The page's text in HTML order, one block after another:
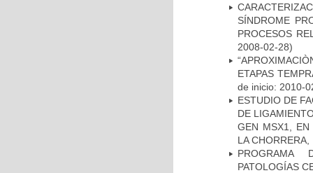
SÍNDROME
PROCESOS
2008-02-28)
ETAPAS
de inicio: 2010-
ESTUDIO DE
DE
GEN MSX1, EN
LA
PROGRAMA
PATOLOGÍAS